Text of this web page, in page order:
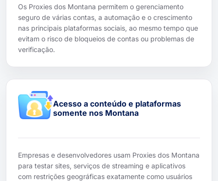
Os Proxies dos Montana permitem o gerenciamento
seguro de várias contas, a automação e o crescimento
nas principais plataformas sociais, ao mesmo tempo que
evitam o risco de bloqueios de contas ou problemas de
verificação.
Acesso a conteúdo e plataformas
somente nos Montana
Empresas e desenvolvedores usam Proxies dos Montana
para testar sites, serviços de streaming e aplicativos
com restrições geográficas exatamente como usuários